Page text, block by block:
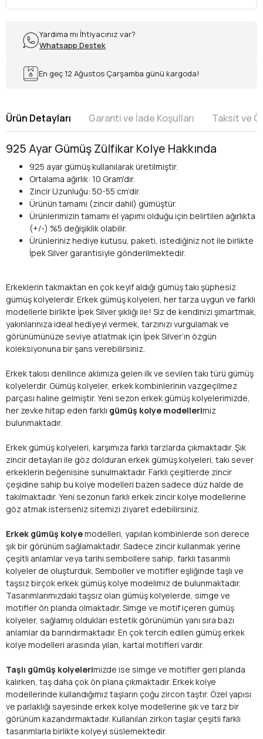
Yardıma mı İhtiyacınız var?
Whatsapp Destek
En geç 12 Ağustos Çarşamba günü kargoda!
Ürün Detayları Garanti ve İade Koşulları Taksit ve
925 Ayar Gümüş Zülfikar Kolye Hakkında
925 ayar gümüş kullanılarak üretilmiştir.
Ortalama ağırlık: 10 Gram'dır.
Zincir Uzunluğu: 50-55 cm’dir.
Ürünün tamamı (zincir dahil) gümüştür.
Ürünlerimizin tamamı el yapımı olduğu için belirtilen ağırlıkta
(+/-) %5 değişiklik olabilir.
Ürünleriniz hediye kutusu, paketi, istediğiniz not ile birlikte
İpek Silver garantisiyle gönderilmektedir.
Erkeklerin takmaktan en çok keyif aldığı gümüş takı şüphesiz
gümüş kolyelerdir. Erkek gümüş kolyeleri, her tarza uygun ve farklı
modellerle birlikte İpek Silver şıklığı ile! Siz de kendinizi şımartmak,
yakınlarınıza ideal hediyeyi vermek, tarzınızı vurgulamak ve
görünümünüze seviye atlatmak için İpek Silver’ın özgün
koleksiyonuna bir şans verebilirsiniz.
Erkek takısı denilince aklımıza gelen ilk ve sevilen takı türü gümüş
kolyelerdir. Gümüş kolyeler, erkek kombinlerinin vazgeçilmez
parçası haline gelmiştir. Yeni sezon erkek gümüş kolyelerimizde,
her zevke hitap eden farklı gümüş kolye modellerimiz
bulunmaktadır.
Erkek gümüş kolyeleri, karşımıza farklı tarzlarda çıkmaktadır. Şık
zincir detayları ile göz dolduran erkek gümüş kolyeleri, takı sever
erkeklerin beğenisine sunulmaktadır. Farklı çeşitlerde zincir
çeşidine sahip bu kolye modelleri bazen sadece düz halde de
takılmaktadır. Yeni sezonun farklı erkek zincir kolye modellerine
göz atmak isterseniz sitemizi ziyaret edebilirsiniz.
Erkek gümüş kolyemodelleri, yapılan kombinlerde son derece
şık bir görünüm sağlamaktadır. Sadece zincir kullanmak yerine
çeşitli anlamlar veya tarihi sembollere sahip, farklı tasarımlı
kolyeler de oluşturduk. Semboller ve motifler eşliğinde taşlı ve
taşsız birçok erkek gümüş kolye modelimiz de bulunmaktadır.
Tasarımlarımızdaki taşsız olan gümüş kolyelerde, simge ve
motifler ön planda olmaktadır. Simge ve motif içeren gümüş
kolyeler, sağlamış oldukları estetik görünümün yanı sıra bazı
anlamlar da barındırmaktadır. En çok tercih edilen gümüş erkek
kolye modelleri arasında yılan, kartal motifleri vardır.
Taşlı gümüş kolyelerimizde ise simge ve motifler geri planda
kalırken, taş daha çok ön plana çıkmaktadır. Erkek kolye
modellerinde kullandığımız taşların çoğu zircon taştır. Özel yapısı
ve parlaklığı sayesinde erkek kolye modellerine şık ve tarz bir
görünüm kazandırmaktadır. Kullanılan zirkon taşlar çeşitli farklı
tasarımlarla birlikte kolyeyi süslemektedir.